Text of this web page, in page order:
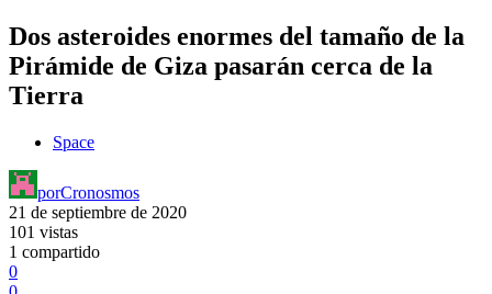
Dos asteroides enormes del tamaño de la
Pirámide de Giza pasarán cerca de la
Tierra
Space
porCronosmos
21 de septiembre de 2020
101 vistas
1 compartido
0